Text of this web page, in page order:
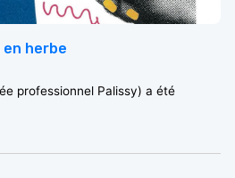
en herbe
professionnel Palissy) a été